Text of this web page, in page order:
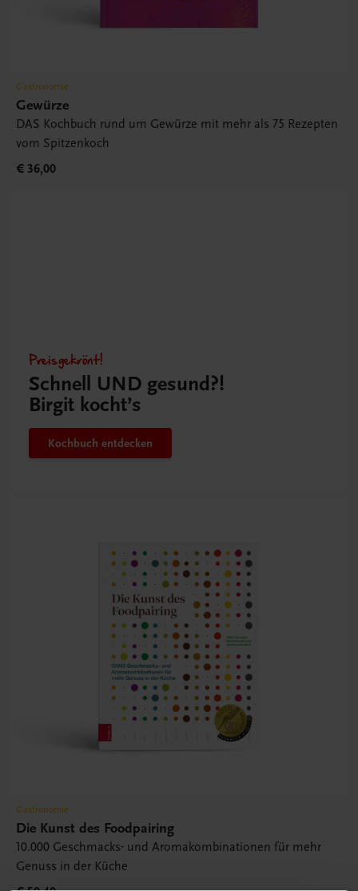
Gastronomie
Gewürze
DAS Kochbuch rund um Gewürze mit mehr als 75 Rezepten
vom Spitzenkoch
€ 36,00
Preisgekrönt!
Schnell UND gesund?!
Birgit kocht’s
Kochbuch entdecken
Gastronomie
Die Kunst des Foodpairing
10.000 Geschmacks- und Aromakombinationen für mehr
Genuss in der Küche